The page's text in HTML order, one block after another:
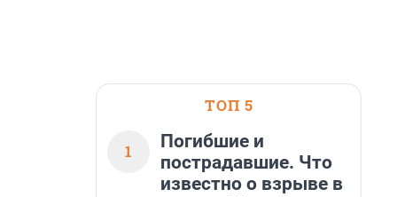
ТОП 5
1
Погибшие и
пострадавшие. Что
известно о взрыве в